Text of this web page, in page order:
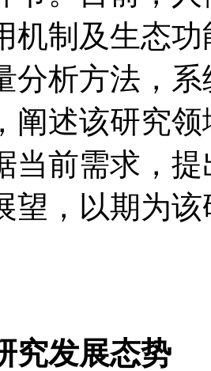
机制及生态
分析方法，
阐述该研究
当前需求，
望，以期为
究发展态势